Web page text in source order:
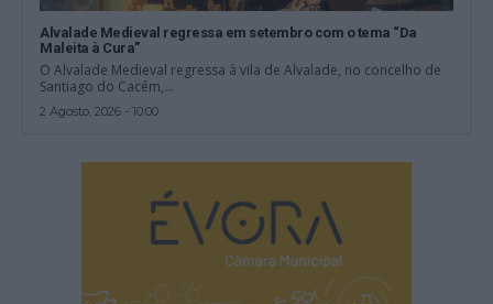
Alvalade Medieval regressa em setembro com o tema “Da
Maleita à Cura”
O Alvalade Medieval regressa à vila de Alvalade, no concelho de
Santiago do Cacém,...
2 Agosto, 2026 - 10:00